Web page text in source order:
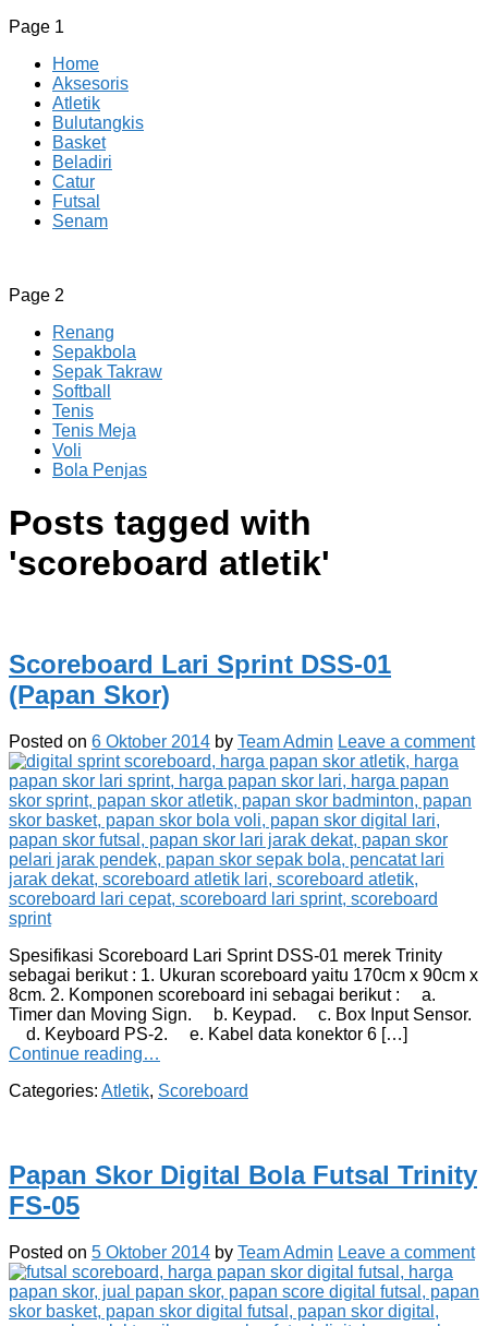
Page 1
Home
Aksesoris
Atletik
Bulutangkis
Basket
Beladiri
Catur
Futsal
Senam
CV JAYA BERSAMA Co Id
Menyediakan Semua Perlengkapan Olahraga Yang
Page 2
Renang
Sepakbola
Sepak Takraw
Softball
Tenis
Tenis Meja
Voli
Bola Penjas
Posts tagged with
'scoreboard atletik'
Scoreboard Lari Sprint DSS-01
(Papan Skor)
Posted on 6 Oktober 2014 by Team Admin Leave a comment
Spesifikasi Scoreboard Lari Sprint DSS-01 merek Trinity
sebagai berikut : 1. Ukuran scoreboard yaitu 170cm x 90cm x
8cm. 2. Komponen scoreboard ini sebagai berikut : a.
Timer dan Moving Sign. b. Keypad. c. Box Input Sensor.
d. Keyboard PS-2. e. Kabel data konektor 6 […]
Continue reading…
Categories: Atletik, Scoreboard
Papan Skor Digital Bola Futsal Trinity
FS-05
Posted on 5 Oktober 2014 by Team Admin Leave a comment